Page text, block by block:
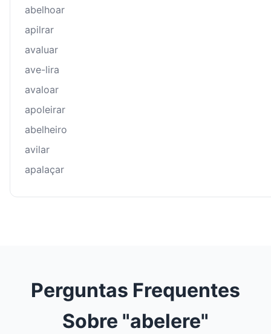
abelhoar
apilrar
avaluar
ave-lira
avaloar
apoleirar
abelheiro
avilar
apalaçar
Perguntas Frequentes
Sobre "abelere"